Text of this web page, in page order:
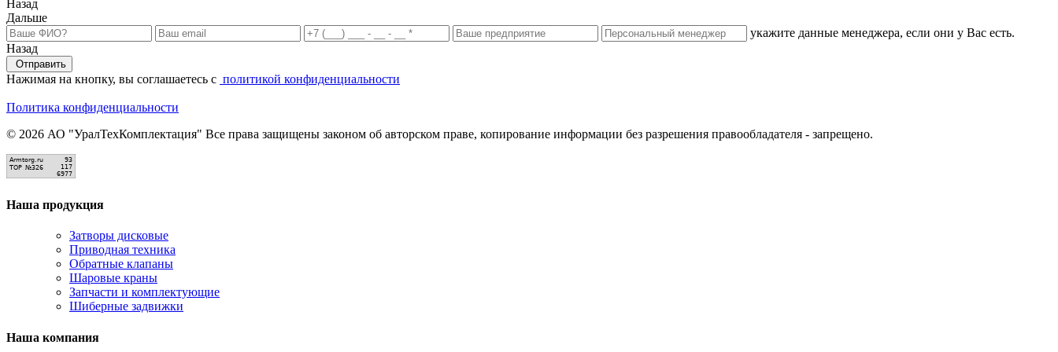
Назад
Дальше
укажите данные менеджера, если они у Вас есть.
Назад
Отправить
Нажимая на кнопку, вы соглашаетесь с политикой конфиденциальности
Политика конфиденциальности
© 2026 АО "УралТехКомплектация" Все права защищены законом об авторском праве, копирование информации без разрешения правообладателя - запрещено.
Наша продукция
Затворы дисковые
Приводная техника
Обратные клапаны
Шаровые краны
Запчасти и комплектующие
Шиберные задвижки
Наша компания